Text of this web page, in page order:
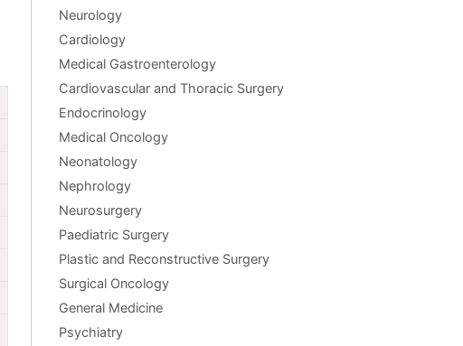
Neurology
Cardiology
Medical Gastroenterology
Cardiovascular and Thoracic Surgery
Endocrinology
Medical Oncology
Neonatology
Nephrology
Neurosurgery
Paediatric Surgery
Plastic and Reconstructive Surgery
Surgical Oncology
General Medicine
Psychiatry